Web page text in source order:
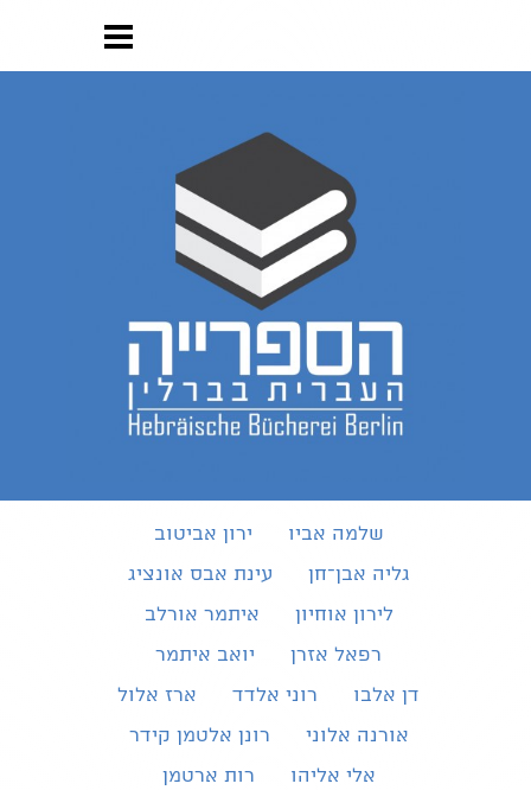
שלמה אביו
ירון אביטוב
גליה אבן־חן
עינת אבס אונציג
לירון אוחיון
איתמר אורלב
רפאל אזרן
יואב איתמר
דן אלבו
רוני אלדד
ארז אלול
אורנה אלוני
רונן אלטמן קידר
אלי אליהו
רות ארטמן